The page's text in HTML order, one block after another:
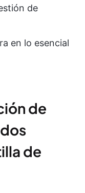
de
en lo esencial
de
de